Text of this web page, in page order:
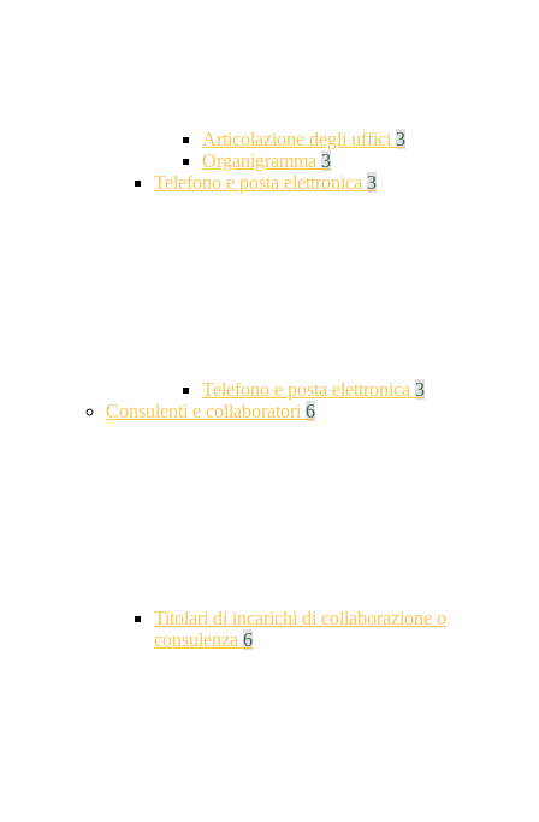
Articolazione degli uffici 3
Organigramma 3
Telefono e posta elettronica 3
Telefono e posta elettronica 3
Consulenti e collaboratori 6
Titolari di incarichi di collaborazione o
consulenza 6